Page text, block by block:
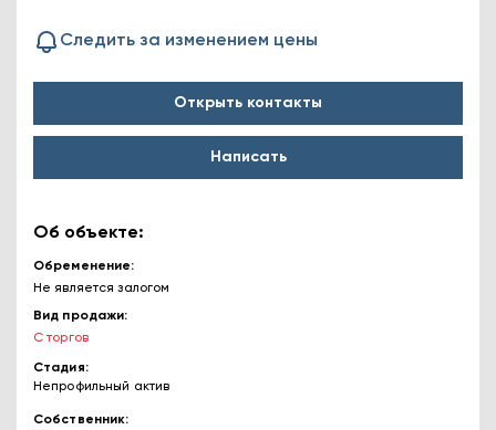
Следить за изменением цены
Открыть контакты
Написать
Об объекте:
Обременение
Не является залогом
Вид продажи
С торгов
Стадия
Непрофильный актив
Собственник